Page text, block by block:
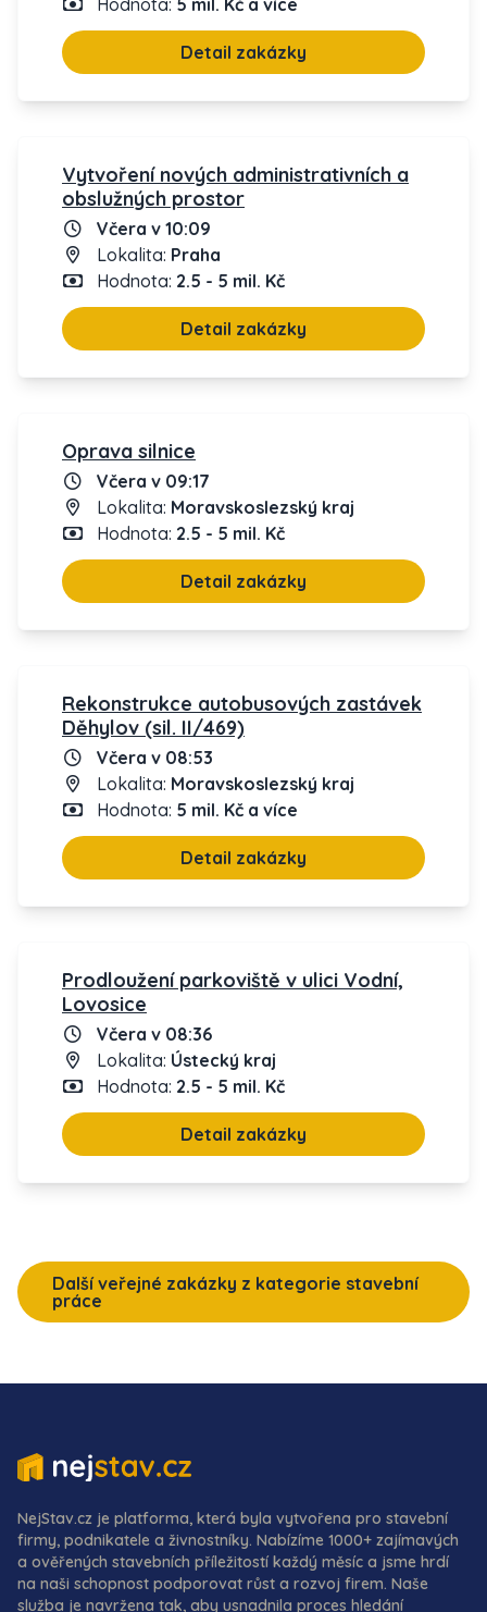
Hodnota: 5 mil. Kč a více
Detail zakázky
Vytvoření nových administrativních a
obslužných prostor
Včera v 10:09
Lokalita: Praha
Hodnota: 2.5 - 5 mil. Kč
Detail zakázky
Oprava silnice
Včera v 09:17
Lokalita: Moravskoslezský kraj
Hodnota: 2.5 - 5 mil. Kč
Detail zakázky
Rekonstrukce autobusových zastávek
Děhylov (sil. II/469)
Včera v 08:53
Lokalita: Moravskoslezský kraj
Hodnota: 5 mil. Kč a více
Detail zakázky
Prodloužení parkoviště v ulici Vodní,
Lovosice
Včera v 08:36
Lokalita: Ústecký kraj
Hodnota: 2.5 - 5 mil. Kč
Detail zakázky
Další veřejné zakázky z kategorie stavební
práce
NejStav.cz je platforma, která byla vytvořena pro stavební
firmy, podnikatele a živnostníky. Nabízíme 1000+ zajímavých
a ověřených stavebních příležitostí každý měsíc a jsme hrdí
na naši schopnost podporovat růst a rozvoj firem. Naše
služba je navržena tak, aby usnadnila proces hledání